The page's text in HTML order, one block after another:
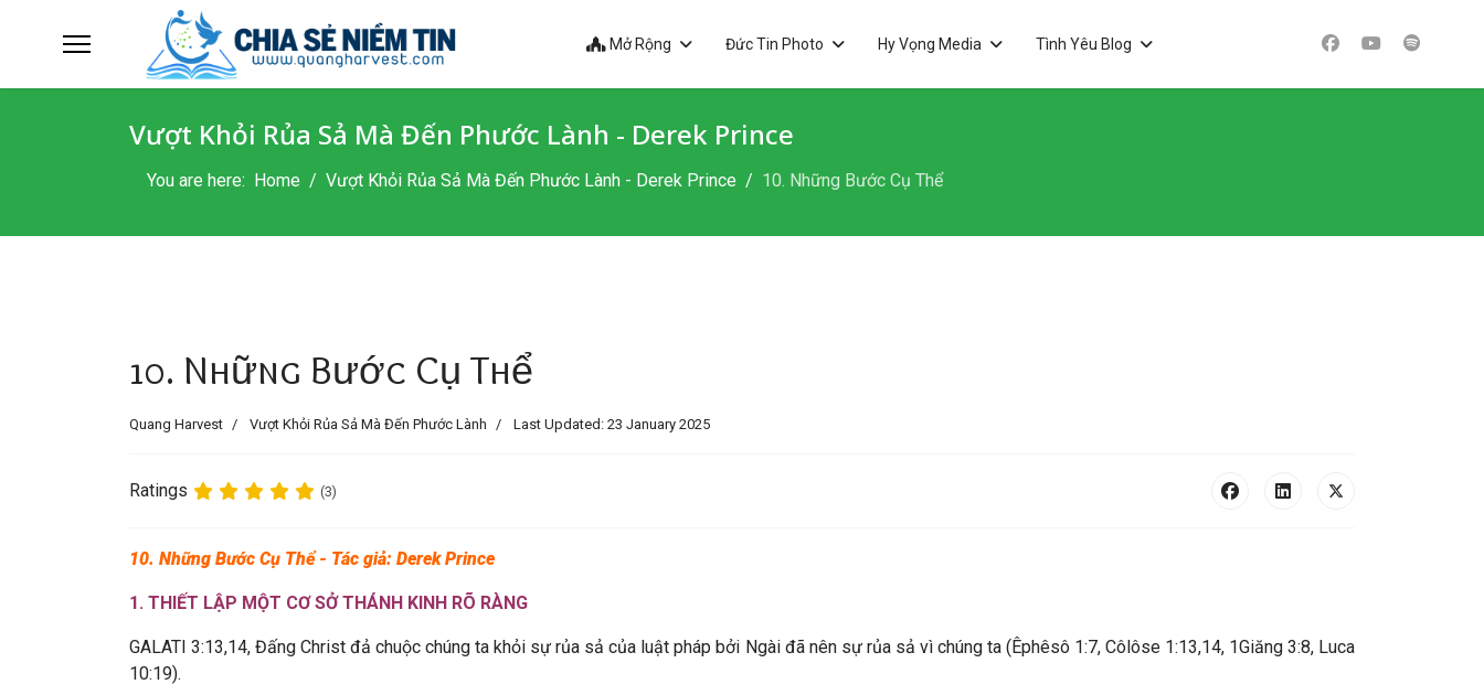
Mở Rộng Đức Tin Photo Hy Vọng Media Tình Yêu Blog
Vượt Khỏi Rủa Sả Mà Đến Phước Lành - Derek Prince
You are here: Home Vượt Khỏi Rủa Sả Mà Đến Phước Lành - Derek Prince 10. Những Bước Cụ Thể
10. Những Bước Cụ Thể
Quang Harvest Vượt Khỏi Rủa Sả Mà Đến Phước Lành Last Updated: 23 January 2025
Ratings (3)
10. Những Bước Cụ Thể - Tác giả: Derek Prince
1. THIẾT LẬP MỘT CƠ SỞ THÁNH KINH RÕ RÀNG
GALATI 3:13,14, Đấng Christ đả chuộc chúng ta khỏi sự rủa sả của luật pháp bởi Ngài đã nên sự rủa sả vì chúng ta (Êphêsô 1:7, Côlôse 1:13,14, 1Giăng 3:8, Luca
10:19).